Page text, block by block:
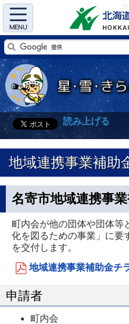
Menu
読み上げる
地域連携事業補助
名寄市地域連携事
町内会が他の団体や団体等
化を図るための事業」に要
を交付します。
地域連携事業補助金チ
申請者
町内会